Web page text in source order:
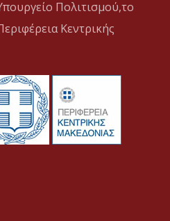
Πολιτισμού,το
Κεντρικής